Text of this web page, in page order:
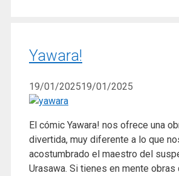
Yawara!
19/01/202519/01/2025
El cómic Yawara! nos ofrece una
divertida, muy diferente a lo que
acostumbrado el maestro del
Urasawa. Si tienes en mente obras